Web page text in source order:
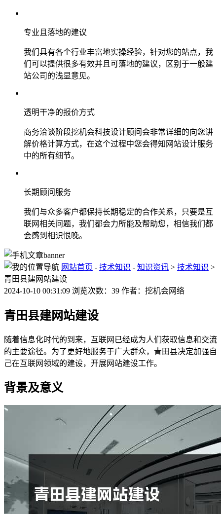
专业且落地的建议
我们具有各个行业丰富地实操经验，针对您的站点，我
们可以提供很多有效并且可落地的建议，区别于一般建
站公司的浅显意见。
透明干净的报价方式
商务洽谈阶段挖机会科技设计顾问会非常详细的向您讲
解价格计算方式，在这个过程中您会得知网站设计服务
中的所有细节。
长期顾问服务
我们与众多客户都保持长期稳定的合作关系，只要是互
联网相关问题，我们都会力所能及帮助您，相信我们都
会感到相识恨晚。
网站首页 - 技术知识 - 知识资讯 > 技术知识 >
青田县建网站建设
2024-10-10 00:31:09 浏览次数：39 作者：挖机会网络
青田县建网站建设
随着信息化时代的到来，互联网已经成为人们获取信息和交流
的主要途径。为了更好地服务于广大群众，青田县决定加强自
己在互联网领域的建设，开展网站建设工作。
背景及意义